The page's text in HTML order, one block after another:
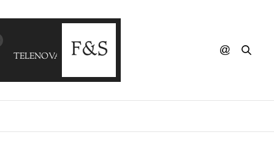
TELENOVA - Tranquilize